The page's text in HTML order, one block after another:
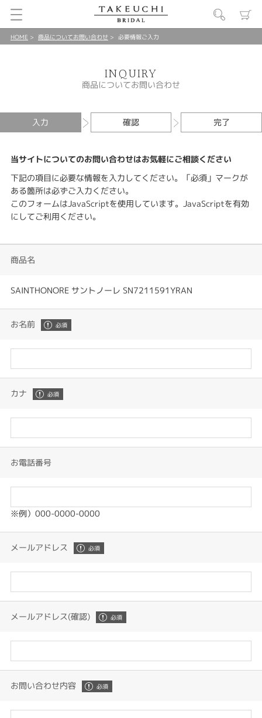
HOME 商品についてお問い合わせ 必要情報ご入力
INQUIRY
商品についてお問い合わせ
入力 確認 完了
当サイトについてのお問い合わせはお気軽にご相談ください
下記の項目に必要な情報を入力してください。「必須」マークが
ある箇所は必ずご入力ください。
このフォームはJavaScriptを使用しています。JavaScriptを有効
にしてご利用ください。
商品名
SAINTHONORE サントノーレ SN7211591YRAN
お名前
カナ
お電話番号
※例）000-0000-0000
メールアドレス
メールアドレス(確認)
お問い合わせ内容